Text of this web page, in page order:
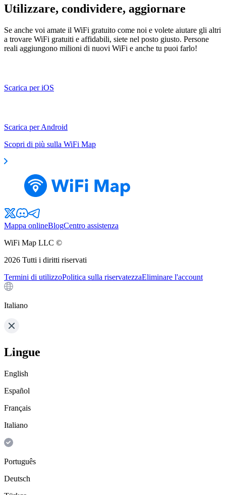
Utilizzare, condividere, aggiornare
Se anche voi amate il WiFi gratuito come noi e volete aiutare gli altri
a trovare WiFi gratuiti e affidabili, siete nel posto giusto. Persone
reali aggiungono milioni di nuovi WiFi e anche tu puoi farlo!
Scarica per iOS
Scarica per Android
Scopri di più sulla WiFi Map
Mappa onlineBlogCentro assistenza
WiFi Map LLC ©
2026 Tutti i diritti riservati
Termini di utilizzoPolitica sulla riservatezzaEliminare l'account
Italiano
Lingue
English
Español
Français
Italiano
Português
Deutsch